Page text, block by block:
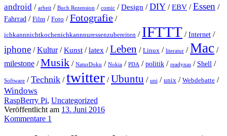
android / arbeit / Buch Rezension / comic /Design /DIY /EBV /Essen /
Fahrrad / Film / Foto /Fotografie /
ichkannnichtkochenichkannnuressenzubereiten / IFTTT /Internet /
iphone /Kultur/Kunst /latex /Leben / Linux / literatur /Mac /
milestone /Musik / NaturDoku / Nokia / PDA /politik / readynas / Shell /
Software /Technik /twitter /Ubuntu / uni / unix / Webdebatte /
Windows
RaspBerry Pi, Uncategorized
Veröffentlicht am 13. Juni 2016
Kommentare 1